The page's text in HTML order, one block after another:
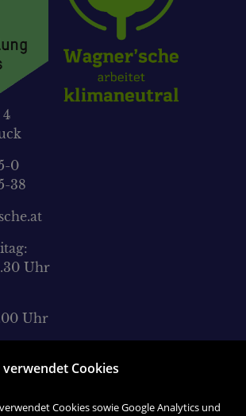
0
38
Uhr
Uhr
verwendet Cookies
Cookies sowie Google Analytics und